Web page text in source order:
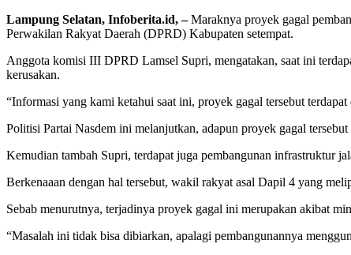
Lampung Selatan, Infoberita.id, –Maraknya proyek gagal
Perwakilan Rakyat Daerah (DPRD) Kabupaten setempat.
Anggota komisi III DPRD Lamsel Supri, mengatakan, saat ini
kerusakan.
“Informasi yang kami ketahui saat ini, proyek gagal tersebut
Politisi Partai Nasdem ini melanjutkan, adapun proyek gagal
Kemudian tambah Supri, terdapat juga pembangunan infrastruktur
Berkenaaan dengan hal tersebut, wakil rakyat asal Dapil 4 yang
Sebab menurutnya, terjadinya proyek gagal ini merupakan akibat
“Masalah ini tidak bisa dibiarkan, apalagi pembangunannya